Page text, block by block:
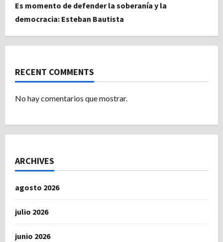
Es momento de defender la soberanía y la
democracia: Esteban Bautista
RECENT COMMENTS
No hay comentarios que mostrar.
ARCHIVES
agosto 2026
julio 2026
junio 2026